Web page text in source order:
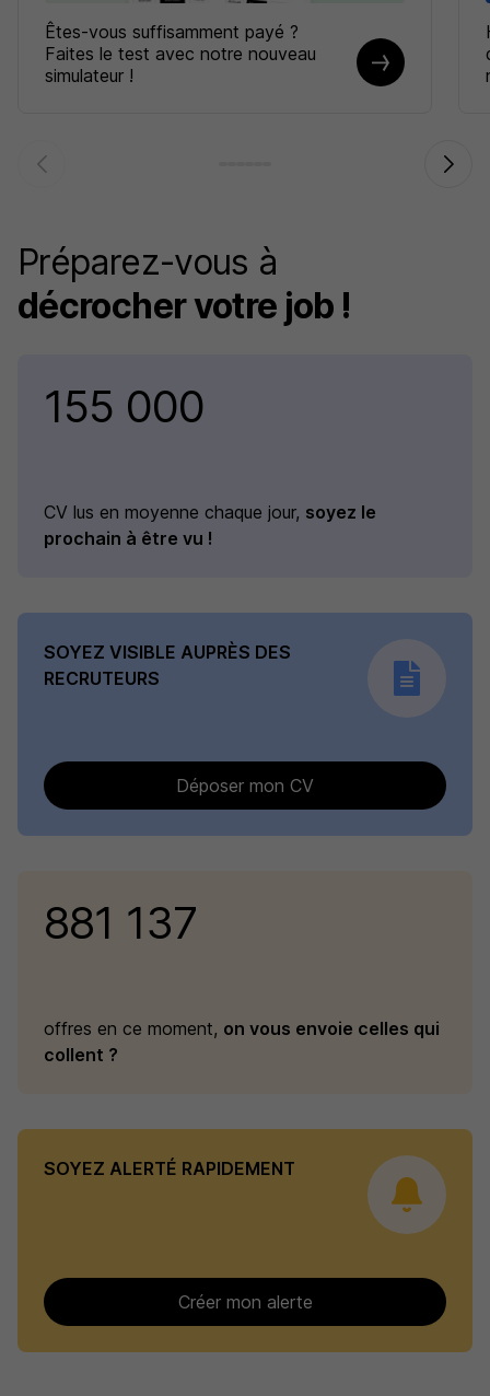
Êtes-vous suffisamment payé ?
Faites le test avec notre nouveau
simulateur !
Préparez-vous à
décrocher votre job !
155 000
CV lus en moyenne chaque jour, soyez le
prochain à être vu !
SOYEZ VISIBLE AUPRÈS DES
RECRUTEURS
Déposer mon CV
881 137
offres en ce moment, on vous envoie celles qui
collent ?
SOYEZ ALERTÉ RAPIDEMENT
Créer mon alerte